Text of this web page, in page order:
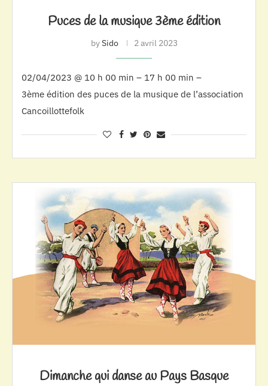
Puces de la musique 3ème édition
bySido 2 avril 2023
02/04/2023 @ 10 h 00 min – 17 h 00 min –
3ème édition des puces de la musique de l’association
Cancoillottefolk
Dimanche qui danse au Pays Basque